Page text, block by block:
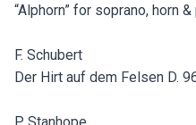
“Alphorn” for soprano, horn
F. Schubert
Der Hirt auf dem Felsen D.